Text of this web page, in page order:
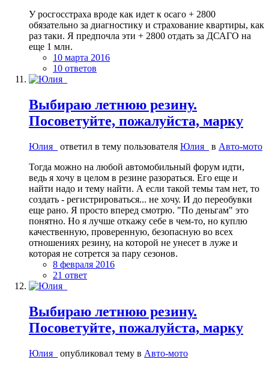
У росгосстраха вроде как идет к осаго + 2800
обязательно за диагностику и страхование квартиры, как
раз таки. Я предпочла эти + 2800 отдать за ДСАГО на
еще 1 млн.
10 марта 2016
10 ответов
Выбираю летнюю резину.
Посоветуйте, пожалуйста, марку
Юлия_ ответил в тему пользователя Юлия_ в Авто-мото
Тогда можно на любой автомобильный форум идти,
ведь я хочу в целом в резине разораться. Его еще и
найти надо и тему найти. А если такой темы там нет, то
создать - регистрироваться... не хочу. И до переобувки
еще рано. Я просто вперед смотрю. "По деньгам" это
понятно. Но я лучше откажу себе в чем-то, но куплю
качественную, проверенную, безопасную во всех
отношениях резину, на которой не унесет в луже и
которая не сотрется за пару сезонов.
8 февраля 2016
21 ответ
Выбираю летнюю резину.
Посоветуйте, пожалуйста, марку
Юлия_ опубликовал тему в Авто-мото